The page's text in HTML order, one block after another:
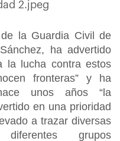
la Guardia Civil de
ha advertido
la lucha contra estos
fronteras” y ha
unos años “la
en una prioridad
a trazar diversas
grupos